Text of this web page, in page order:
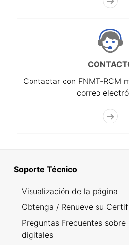
Contactar con FNMT-RCM
correo
Soporte Técnico
Visualización de la página
Obtenga / Renueve su
Preguntas Frecuentes
digitales